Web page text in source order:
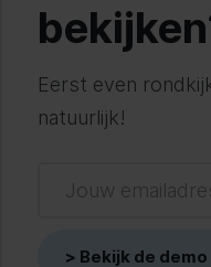
Eerst even
natuurlijk!